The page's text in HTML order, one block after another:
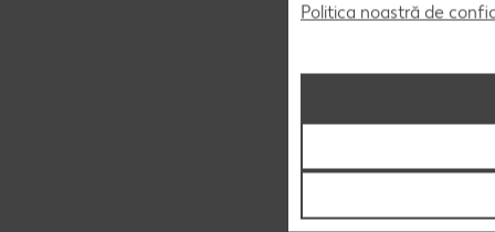
Politica noastră de